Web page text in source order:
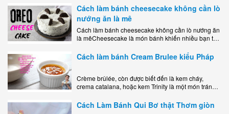
dễ..
Cách làm bánh cheesecake không cần lò
nướng ăn là mê
Cách làm bánh cheesecake không cần lò nướng ăn
là mêCheesecake là món bánh khiến nhiều bạn trẻ
kem..
Cách làm bánh Cream Brulee kiểu Pháp
Crème brûlée, còn được biết đến là kem cháy,
crema catalana, hoặc kem Trinity là một món tráng
lớp..
Cách Làm Bánh Qui Bơ thật Thơm giòn